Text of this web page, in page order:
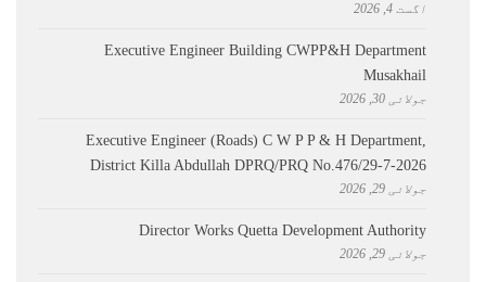
اگست 4, 2026
Executive Engineer Building CWPP&H Department
Musakhail
جولائی 30, 2026
Executive Engineer (Roads) C W P P & H Department,
District Killa Abdullah ​DPRQ/PRQ No.476/29-7-2026
جولائی 29, 2026
Director Works Quetta Development Authority
جولائی 29, 2026